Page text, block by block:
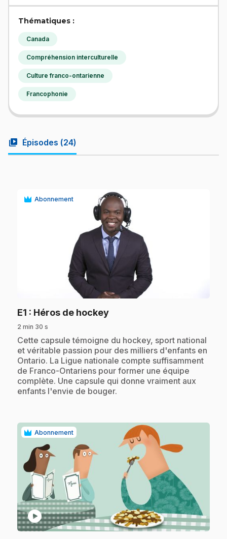
Thématiques :
Canada
Compréhension interculturelle
Culture franco-ontarienne
Francophonie
video_library Épisodes (24)
Abonnement
E1 : Héros de hockey.
2 min 30 s
.Cette capsule témoigne du hockey, sport national
et véritable passion pour des milliers d'enfants en
Ontario. La Ligue nationale compte suffisamment
de Franco-Ontariens pour former une équipe
complète. Une capsule qui donne vraiment aux
enfants l'envie de bouger.
Abonnement
play_circle